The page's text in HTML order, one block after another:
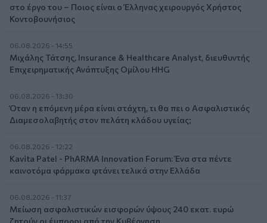
στο έργο του – Ποιος είναι ο Έλληνας χειρουργός Χρήστος
Κοντοβουνήσιος
06.08.2026 - 14:55
Μιχάλης Τάτσης, Insurance & Healthcare Analyst, διευθυντής
Επιχειρηματικής Ανάπτυξης Ομίλου HHG
06.08.2026 - 13:30
Όταν η επόμενη μέρα είναι στάχτη, τι θα πει ο Ασφαλιστικός
Διαμεσολαβητής στον πελάτη κλάδου υγείας;
06.08.2026 - 12:22
Kavita Patel - PhARMA Innovation Forum: Ένα στα πέντε
καινοτόμα φάρμακα φτάνει τελικά στην Ελλάδα
06.08.2026 - 11:37
Μείωση ασφαλιστικών εισφορών ύψους 240 εκατ. ευρώ